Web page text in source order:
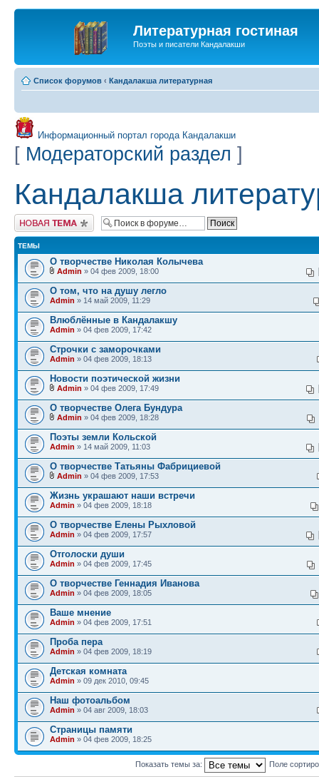
Литературная гостиная
Поэты и писатели Кандалакши
Список форумов ‹ Кандалакша литературная
Информационный портал города Кандалакши
[ Модераторский раздел ]
Кандалакша
Новая тема
ТЕМЫ
О творчестве Николая Колычева
Admin » 04 фев 2009, 18:00
О том, что на душу легло
Admin » 14 май 2009, 11:29
Влюблённые в Кандалакшу
Admin » 04 фев 2009, 17:42
Строчки с заморочками
Admin » 04 фев 2009, 18:13
Новости поэтической жизни
Admin » 04 фев 2009, 17:49
О творчестве Олега Бундура
Admin » 04 фев 2009, 18:28
Поэты земли Кольской
Admin » 14 май 2009, 11:03
О творчестве Татьяны Фабрициевой
Admin » 04 фев 2009, 17:53
Жизнь украшают наши встречи
Admin » 04 фев 2009, 18:18
О творчестве Елены Рыхловой
Admin » 04 фев 2009, 17:57
Отголоски души
Admin » 04 фев 2009, 17:45
О творчестве Геннадия Иванова
Admin » 04 фев 2009, 18:05
Ваше мнение
Admin » 04 фев 2009, 17:51
Проба пера
Admin » 04 фев 2009, 18:19
Детская комната
Admin » 09 дек 2010, 09:45
Наш фотоальбом
Admin » 04 авг 2009, 18:03
Страницы памяти
Admin » 04 фев 2009, 18:25
Показать темы за: Поле